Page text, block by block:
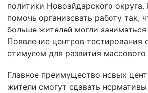
политики Новоайдарского
помочь организовать работу так,
больше жителей могли
Появление центров
стимулом для развития массового
Главное преимущество новых
жители смогут сдавать